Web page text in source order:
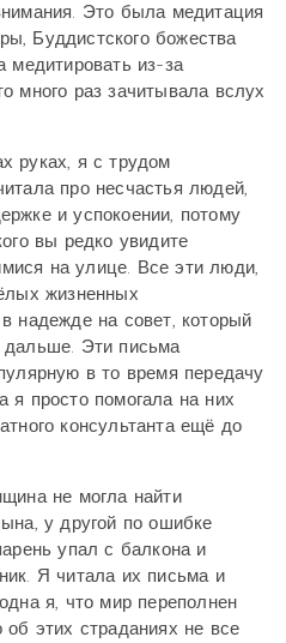
Это была медитация
Буддистского божества
медитировать из-за
много раз зачитывала вслух
руках, я с трудом
про несчастья людей,
и успокоении, потому
вы редко увидите
на улице. Все эти люди,
жизненных
надежде на совет, который
дальше. Эти письма
в то время передачу
я просто помогала на них
консультанта ещё до
не могла найти
у другой по ошибке
упал с балкона и
Я читала их письма и
я, что мир переполнен
этих страданиях не все